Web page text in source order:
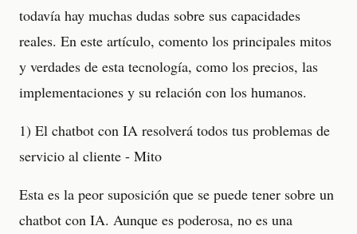
todavía hay muchas dudas sobre sus capacidades
reales. En este artículo, comento los principales mitos
y verdades de esta tecnología, como los precios, las
implementaciones y su relación con los humanos.
1) El chatbot con IA resolverá todos tus problemas de
servicio al cliente - Mito
Esta es la peor suposición que se puede tener sobre un
chatbot con IA. Aunque es poderosa, no es una